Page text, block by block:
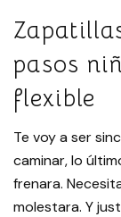
pasos
flexible
Te voy a ser
caminar, lo
frenara.
molestara. Y